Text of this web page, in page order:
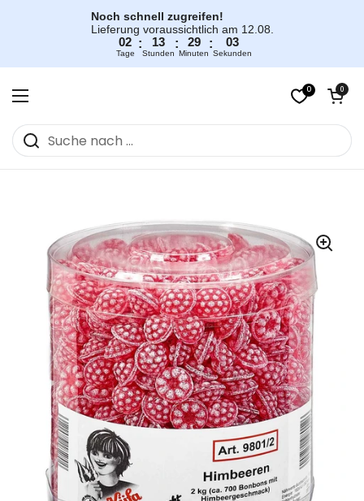
Noch schnell zugreifen!
Lieferung voraussichtlich am 12.08.
02
Tage
: 13
Stunden
: 29
Minuten
: 03
Sekunden
Menü öffnen
0Warenkorb
0